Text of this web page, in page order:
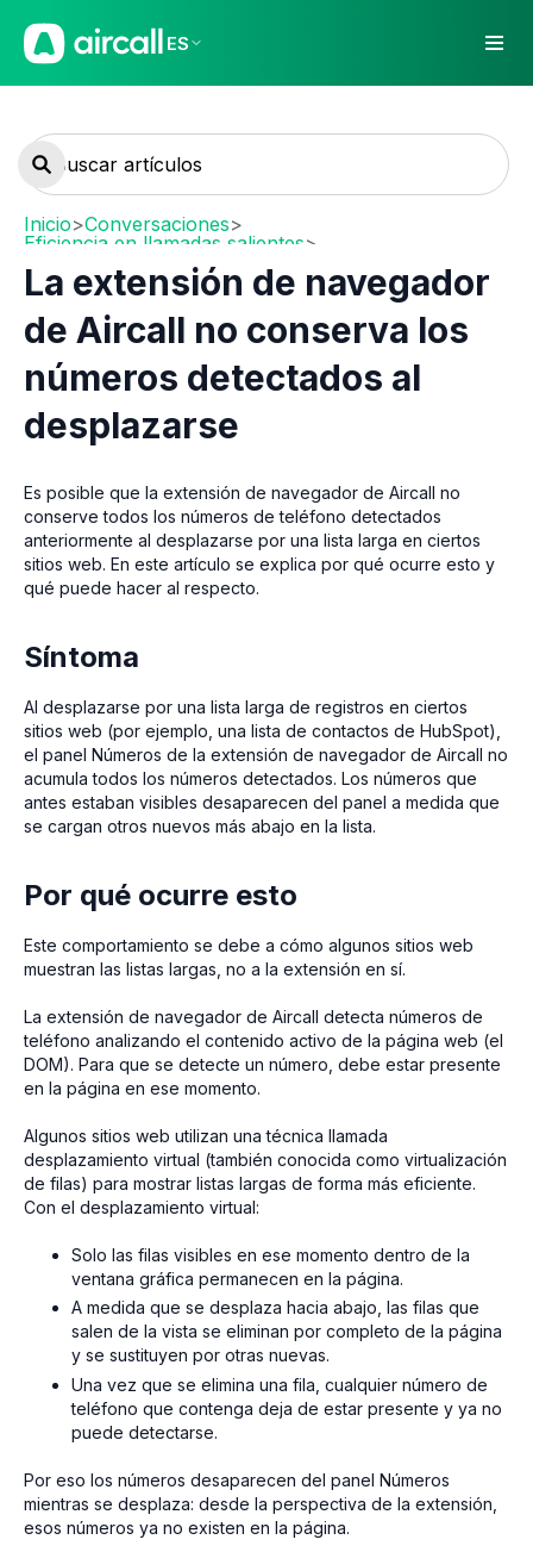
ES
Inicio>Conversaciones>
Eficiencia en llamadas salientes>
Power Dialer y extensiones
La extensión de navegador
de Aircall no conserva los
números detectados al
desplazarse
Es posible que la extensión de navegador de Aircall no
conserve todos los números de teléfono detectados
anteriormente al desplazarse por una lista larga en ciertos
sitios web. En este artículo se explica por qué ocurre esto y
qué puede hacer al respecto.
Síntoma
Al desplazarse por una lista larga de registros en ciertos
sitios web (por ejemplo, una lista de contactos de HubSpot),
el panel Números de la extensión de navegador de Aircall no
acumula todos los números detectados. Los números que
antes estaban visibles desaparecen del panel a medida que
se cargan otros nuevos más abajo en la lista.
Por qué ocurre esto
Este comportamiento se debe a cómo algunos sitios web
muestran las listas largas, no a la extensión en sí.
La extensión de navegador de Aircall detecta números de
teléfono analizando el contenido activo de la página web (el
DOM). Para que se detecte un número, debe estar presente
en la página en ese momento.
Algunos sitios web utilizan una técnica llamada
desplazamiento virtual (también conocida como virtualización
de filas) para mostrar listas largas de forma más eficiente.
Con el desplazamiento virtual:
Solo las filas visibles en ese momento dentro de la
ventana gráfica permanecen en la página.
A medida que se desplaza hacia abajo, las filas que
salen de la vista se eliminan por completo de la página
y se sustituyen por otras nuevas.
Una vez que se elimina una fila, cualquier número de
teléfono que contenga deja de estar presente y ya no
puede detectarse.
Por eso los números desaparecen del panel Números
mientras se desplaza: desde la perspectiva de la extensión,
esos números ya no existen en la página.